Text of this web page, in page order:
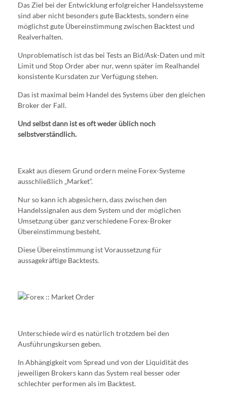
Das Ziel bei der Entwicklung erfolgreicher Handelssysteme
sind aber nicht besonders gute Backtests, sondern eine
möglichst gute Übereinstimmung zwischen Backtest und
Realverhalten.
Unproblematisch ist das bei Tests an Bid/Ask-Daten und mit
Limit und Stop Order aber nur, wenn später im Realhandel
konsistente Kursdaten zur Verfügung stehen.
Das ist maximal beim Handel des Systems über den gleichen
Broker der Fall.
Und selbst dann ist es oft weder üblich noch
selbstverständlich.
Exakt aus diesem Grund ordern meine Forex-Systeme
ausschließlich „Market“.
Nur so kann ich abgesichern, dass zwischen den
Handelssignalen aus dem System und der möglichen
Umsetzung über ganz verschiedene Forex-Broker
Übereinstimmung besteht.
Diese Übereinstimmung ist Voraussetzung für
aussagekräftige Backtests.
Unterschiede wird es natürlich trotzdem bei den
Ausführungskursen geben.
In Abhängigkeit vom Spread und von der Liquidität des
jeweiligen Brokers kann das System real besser oder
schlechter performen als im Backtest.